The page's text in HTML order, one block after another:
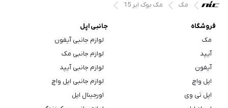
مک مک بوک ایر 15
فروشگاه
مک
آیپد
آیفون
اپل واچ
اپل تی وی
جانبی اپل
لوازم جانبی آیفون
لوازم جانبی مک
لوازم جانبی آیپد
لوازم جانبی اپل واچ
اورجینال اپل